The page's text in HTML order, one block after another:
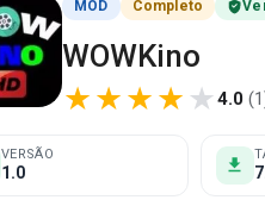
MOD Completo
WOWKino
★★★★ ★4.0 (1
VERSÃO
1.0